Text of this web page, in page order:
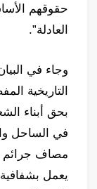
حقوقهم
العادلة”.
وجاء في
التاريخية
بحق أبناء
في الساحل
مصاف جرائم
يعمل بشفافية